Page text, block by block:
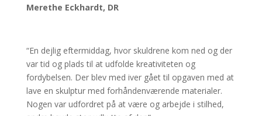
Merethe Eckhardt, DR
“En dejlig eftermiddag, hvor skuldrene kom ned og der
var tid og plads til at udfolde kreativiteten og
fordybelsen. Der blev med iver gået til opgaven med at
lave en skulptur med forhåndenværende materialer.
Nogen var udfordret på at være og arbejde i stilhed,